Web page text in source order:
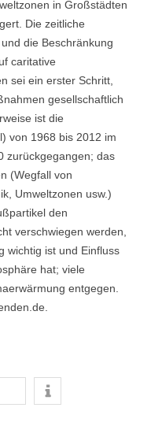
in Großstädten
Die zeitliche
die Beschränkung
caritative
sei ein erster Schritt,
gesellschaftlich
ist die
von 1968 bis 2012 im
zurückgegangen; das
(Wegfall von
Umweltzonen usw.)
den
verschwiegen werden,
wichtig ist und Einfluss
hat; viele
entgegen.